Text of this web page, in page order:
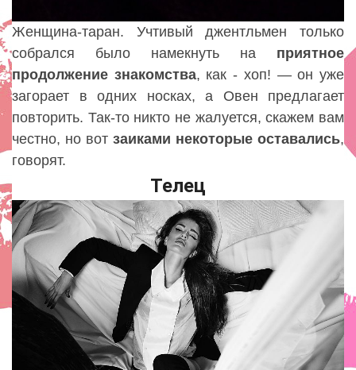
Женщина-таран. Учтивый джентльмен только
собрался было намекнуть на приятное
продолжение знакомства, как - хоп! — он уже
загорает в одних носках, а Овен предлагает
повторить. Так-то никто не жалуется, скажем вам
честно, но вот заиками некоторые оставались,
говорят.
Телец